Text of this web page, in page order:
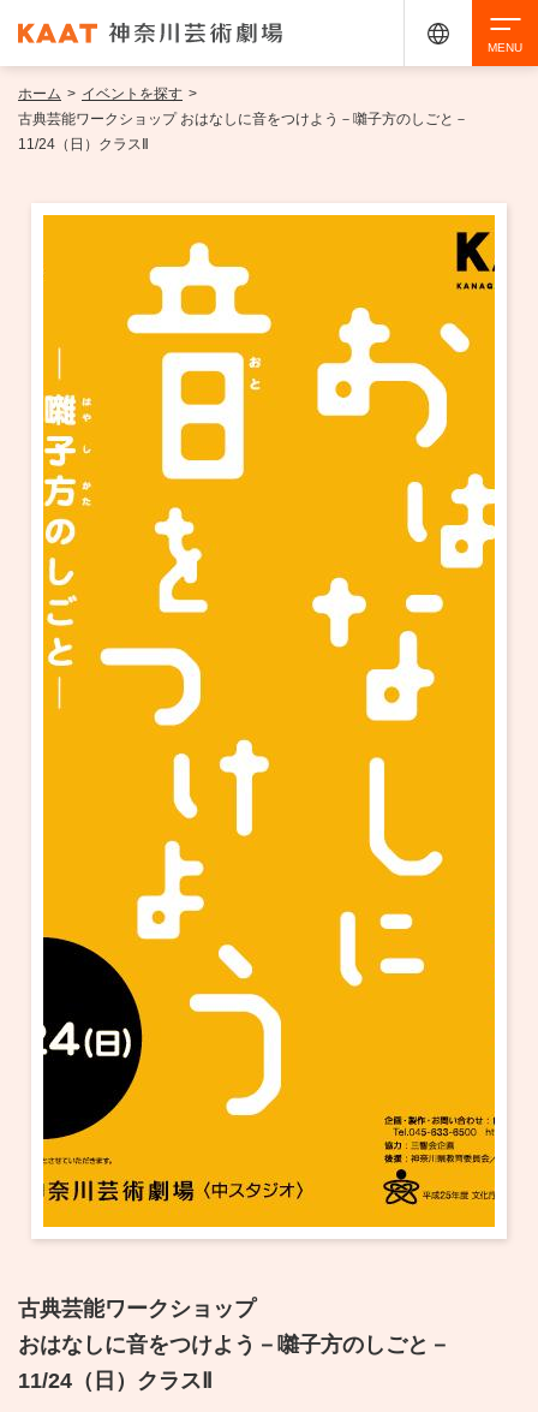
イベントを探す
・ イベント一覧
・ イベントカレンダー
ご来場案内
・ 館内サービス・アクセシビリティ
・ フロアマップ
・ レストラン/カフェ
・ 交通案内
・ よくある質問
施設を借りる
KAATについて
・ ミッション
・ レストラン/カフェ
KAAT 神奈川芸術劇場
交通案内
ホーム > イベントを探す >
古典芸能ワークショップ おはなしに音をつけよう－囃子方のしごと－
11/24（日）クラスⅡ
古典芸能ワークショップ
おはなしに音をつけよう－囃子方のしごと－
11/24（日）クラスⅡ